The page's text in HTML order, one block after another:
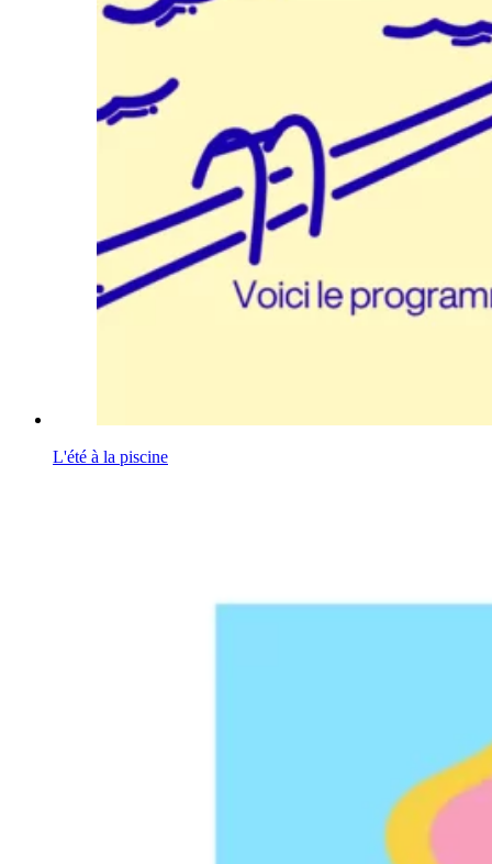
L'été à la piscine